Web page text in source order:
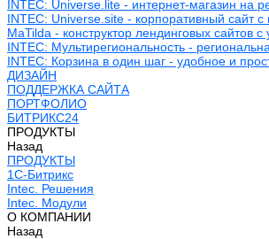
INTEC: Universe.lite - интернет-магазин на
INTEC: Universe.site - корпоративный сайт с
MaTilda - конструктор лендинговых сайтов
INTEC: Мультирегиональность -
INTEC: Корзина в один шаг - удобное и
ДИЗАЙН
ПОДДЕРЖКА САЙТА
ПОРТФОЛИО
БИТРИКС24
ПРОДУКТЫ
Назад
ПРОДУКТЫ
1С-Битрикс
Intec. Решения
Intec. Модули
О КОМПАНИИ
Назад